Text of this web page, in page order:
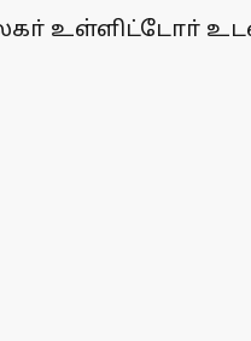
உள்ளிட்டோா்